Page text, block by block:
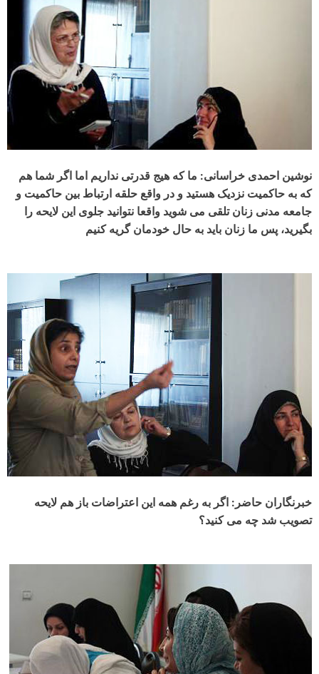
نوشین احمدی خراسانی: ما که هیج قدرتی نداریم اما اگر شما هم
که به حاکمیت نزدیک هستید و در واقع حلقه ارتباط بین حاکمیت و
جامعه مدنی زنان تلقی می شوید واقعا نتوانید جلوی این لایحه را
بگیرید، پس ما زنان باید به حال خودمان گریه کنیم
خبرنگاران حاضر: اگر به رغم همه این اعتراضات باز هم لایحه
تصویب شد چه می کنید؟